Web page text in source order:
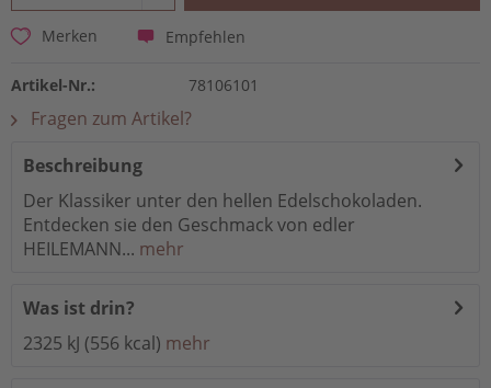
Merken Empfehlen
Artikel-Nr.: 78106101
Fragen zum Artikel?
Beschreibung
Der Klassiker unter den hellen Edelschokoladen.
Entdecken sie den Geschmack von edler
HEILEMANN... mehr
Was ist drin?
2325 kJ (556 kcal) mehr